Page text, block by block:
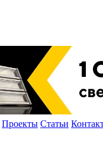
Проекты Статьи